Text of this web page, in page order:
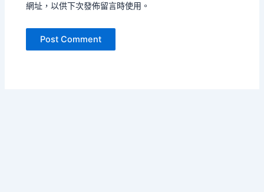
網址，以供下次發佈留言時使用。